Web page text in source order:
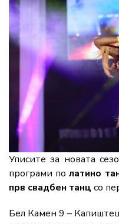
Уписите за новата
програми полатино
прв свадбен танц со
Бел Камен 9 –